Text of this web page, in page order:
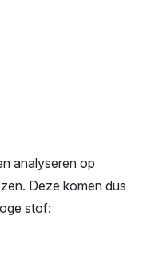
analyseren op
Deze komen dus
stof: